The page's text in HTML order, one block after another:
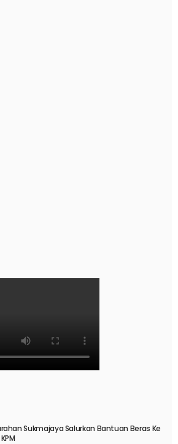
Sukmajaya Salurkan Bantuan Beras Ke